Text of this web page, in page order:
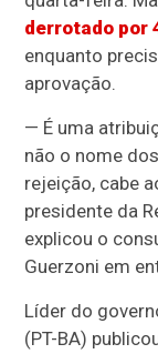
derrotado por
enquanto
aprovação.
— É uma
não o nome
rejeição, cabe
presidente da
explicou o
Guerzoni em
Líder do
(PT-BA)